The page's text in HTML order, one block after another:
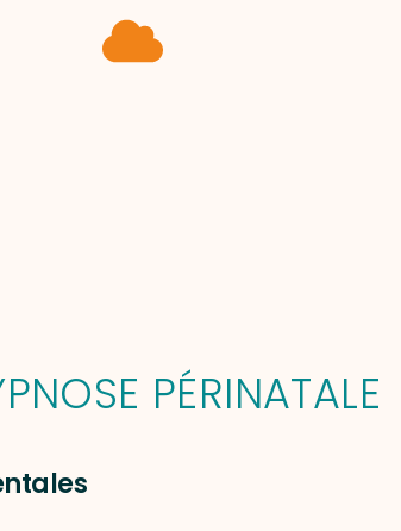
PÉRINATALE